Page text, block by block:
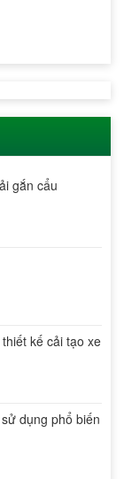
gắn cẩu
kế cải tạo xe
dụng phổ biến
phốt, hút
Nam hiện